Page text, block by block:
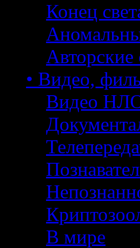
Конец
Авторские
• Видео,
Видео
В мире